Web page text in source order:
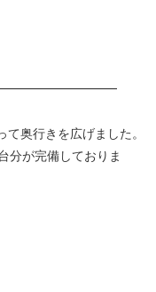
）━━━━━━━━━━
奥行きを広げました。
分が完備しておりま